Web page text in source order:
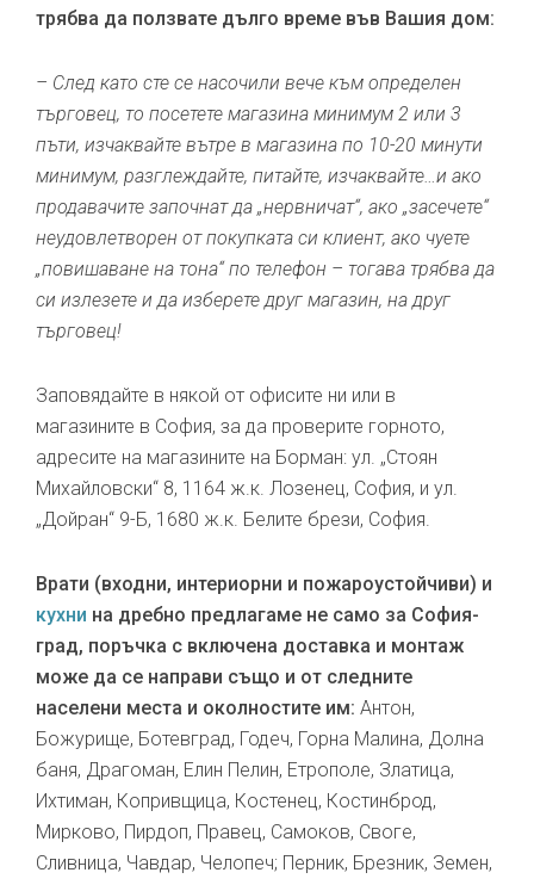
трябва да ползвате дълго време във Вашия дом:
– След като сте се насочили вече към определен
търговец, то посетете магазина минимум 2 или 3
пъти, изчаквайте вътре в магазина по 10-20 минути
минимум, разглеждайте, питайте, изчаквайте…и ако
продавачите започнат да „нервничат“, ако „засечете“
неудовлетворен от покупката си клиент, ако чуете
„повишаване на тона“ по телефон – тогава трябва да
си излезете и да изберете друг магазин, на друг
търговец!
Заповядайте в някой от офисите ни или в
магазините в София, за да проверите горното,
адресите на магазините на Борман: ул. „Стоян
Михайловски“ 8, 1164 ж.к. Лозенец, София, и ул.
„Дойран“ 9-Б, 1680 ж.к. Белите брези, София.
Врати (входни, интериорни и пожароустойчиви) и
кухни на дребно предлагаме не само за София-
град, поръчка с включена доставка и монтаж
може да се направи също и от следните
населени места и околностите им: Антон,
Божурище, Ботевград, Годеч, Горна Малина, Долна
баня, Драгоман, Елин Пелин, Етрополе, Златица,
Ихтиман, Копривщица, Костенец, Костинброд,
Мирково, Пирдоп, Правец, Самоков, Своге,
Сливница, Чавдар, Челопеч; Перник, Брезник, Земен,